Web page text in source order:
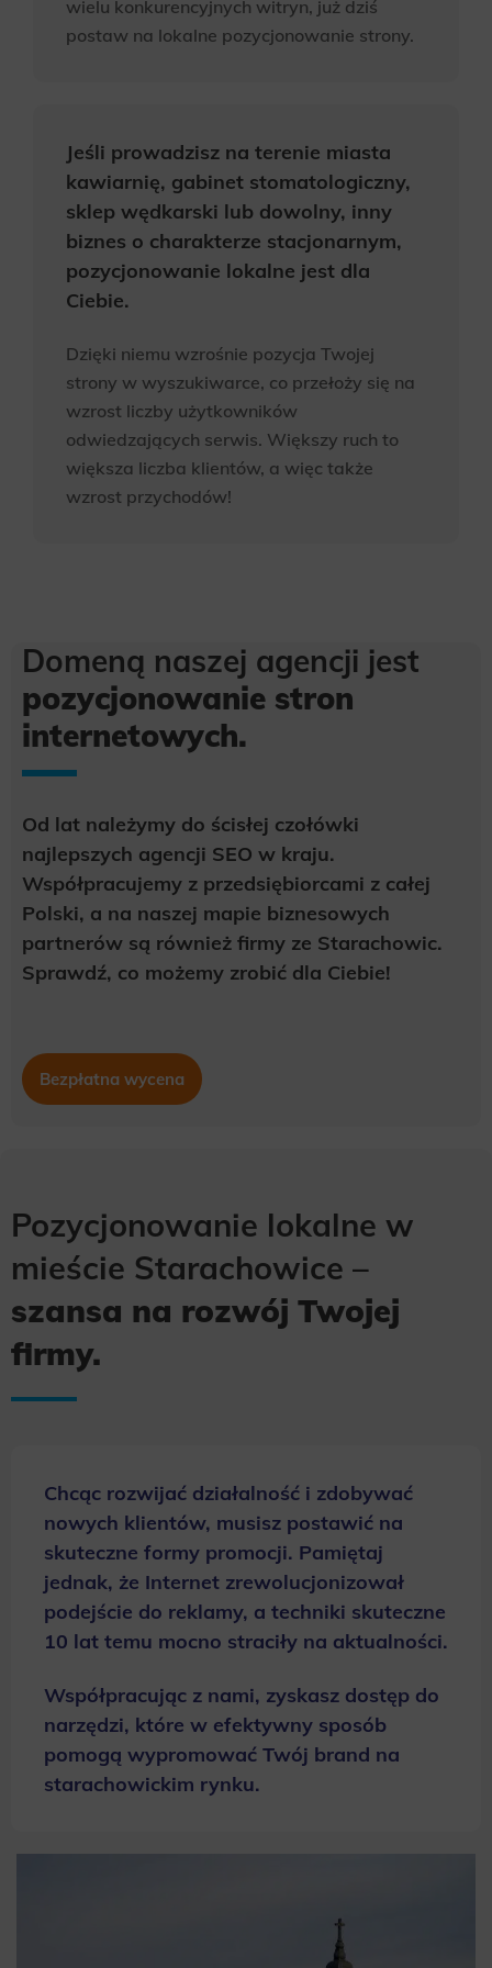
komunikacji marketingowej może być przeze mnie
wycofana w dowolnym czasie, poprzez kontakt z
wielu konkurencyjnych witryn, już dziś
postaw na lokalne pozycjonowanie strony.
Jeśli prowadzisz na terenie miasta
kawiarnię, gabinet stomatologiczny,
sklep wędkarski lub dowolny, inny
biznes o charakterze stacjonarnym,
pozycjonowanie lokalne jest dla
Ciebie.
Dzięki niemu wzrośnie pozycja Twojej
strony w wyszukiwarce, co przełoży się na
wzrost liczby użytkowników
odwiedzających serwis. Większy ruch to
większa liczba klientów, a więc także
wzrost przychodów!
Domeną naszej agencji jest
pozycjonowanie stron
internetowych.
Od lat należymy do ścisłej czołówki
najlepszych agencji SEO w kraju.
Współpracujemy z przedsiębiorcami z całej
Polski, a na naszej mapie biznesowych
partnerów są również firmy ze Starachowic.
Sprawdź, co możemy zrobić dla Ciebie!
Bezpłatna wycena
Pozycjonowanie lokalne w
mieście Starachowice –
szansa na rozwój Twojej
firmy.
Chcąc rozwijać działalność i zdobywać
nowych klientów, musisz postawić na
skuteczne formy promocji. Pamiętaj
jednak, że Internet zrewolucjonizował
podejście do reklamy, a techniki skuteczne
10 lat temu mocno straciły na aktualności.
Współpracując z nami, zyskasz dostęp do
narzędzi, które w efektywny sposób
pomogą wypromować Twój brand na
starachowickim rynku.